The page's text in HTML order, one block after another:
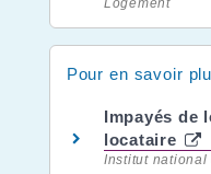
Pour en savoir
Impayés de
locataire
Institut national